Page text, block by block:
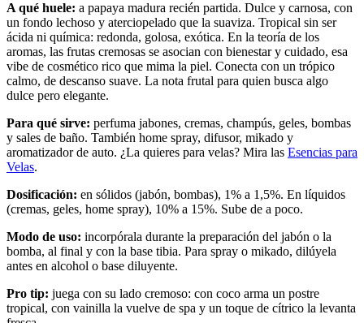
A qué huele: a papaya madura recién partida. Dulce y carnosa, con
un fondo lechoso y aterciopelado que la suaviza. Tropical sin ser
ácida ni química: redonda, golosa, exótica. En la teoría de los
aromas, las frutas cremosas se asocian con bienestar y cuidado, esa
vibe de cosmético rico que mima la piel. Conecta con un trópico
calmo, de descanso suave. La nota frutal para quien busca algo
dulce pero elegante.
Para qué sirve: perfuma jabones, cremas, champús, geles, bombas
y sales de baño. También home spray, difusor, mikado y
aromatizador de auto. ¿La quieres para velas? Mira las Esencias para
Velas.
Dosificación: en sólidos (jabón, bombas), 1% a 1,5%. En líquidos
(cremas, geles, home spray), 10% a 15%. Sube de a poco.
Modo de uso: incorpórala durante la preparación del jabón o la
bomba, al final y con la base tibia. Para spray o mikado, dilúyela
antes en alcohol o base diluyente.
Pro tip: juega con su lado cremoso: con coco arma un postre
tropical, con vainilla la vuelve de spa y un toque de cítrico la levanta